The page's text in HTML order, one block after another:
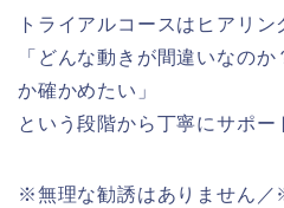
トライアルコースはヒアリン
「どんな動きが間違いなの
か確かめたい」
という段階から丁寧にサポー
※無理な勧誘はありません